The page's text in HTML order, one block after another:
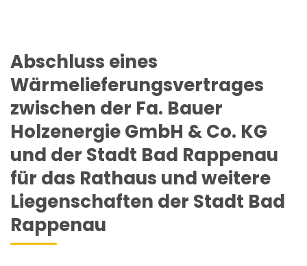
Abschluss eines
Wärmelieferungsvertrages
zwischen der Fa. Bauer
Holzenergie GmbH & Co. KG
und der Stadt Bad Rappenau
für das Rathaus und weitere
Liegenschaften der Stadt Bad
Rappenau